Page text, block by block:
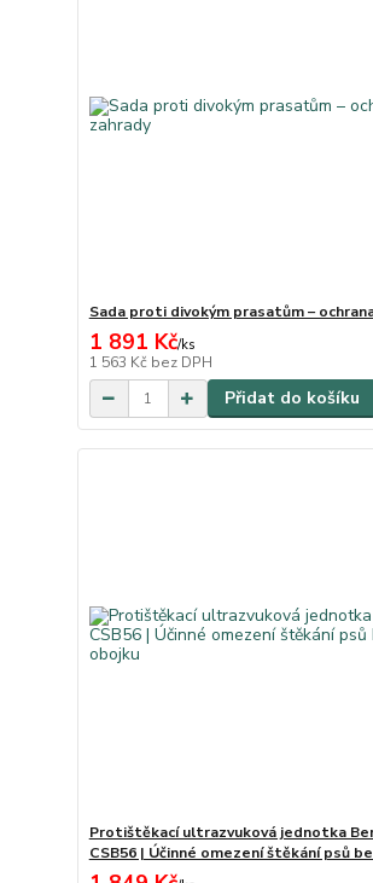
Sada proti divokým prasatům –
1 891 Kč/ks
1 563 Kč bez DPH
Přidat do košíku
Protištěkací ultrazvuková jednotka
CSB56 | Účinné omezení štěkání psů